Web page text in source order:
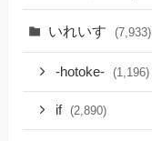
いれいす (7,933)
-hotoke- (1,196)
if (2,890)